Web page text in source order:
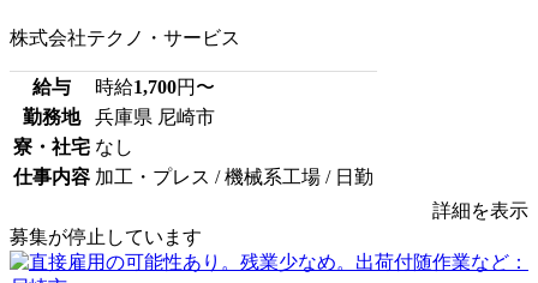
株式会社テクノ・サービス
給与 時給1,700円〜
勤務地
兵庫県 尼崎市
寮・社宅 なし
仕事内容 加工・プレス / 機械系工場 / 日勤
詳細を表示
募集が停止しています